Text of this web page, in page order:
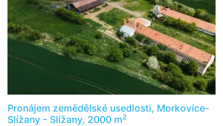
Pronájem zemědělské usedlosti, Morkovice-
Slížany - Slížany, 2000 m2